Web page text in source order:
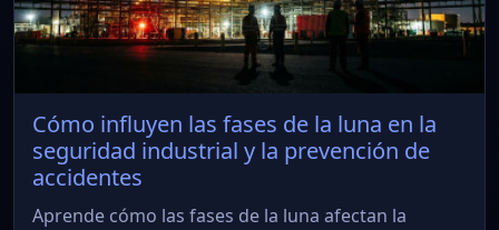
Cómo influyen las fases de la luna en la
seguridad industrial y la prevención de
accidentes
Aprende cómo las fases de la luna afectan la